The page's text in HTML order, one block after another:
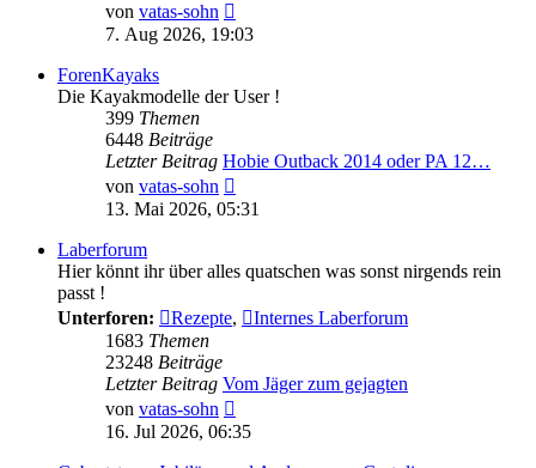
von vatas-sohn
Beitrag
7. Aug 2026, 19:03
ForenKayaks
Die Kayakmodelle der User !
399 Themen
6448 Beiträge
Letzter Beitrag Hobie Outback 2014 oder PA 12…
von vatas-sohn
Beitrag
13. Mai 2026, 05:31
Laberforum
Hier könnt ihr über alles quatschen was sonst nirgends rein
passt !
Unterforen:
Rezepte,
Internes Laberforum
1683 Themen
23248 Beiträge
Letzter Beitrag Vom Jäger zum gejagten
von vatas-sohn
Beitrag
16. Jul 2026, 06:35